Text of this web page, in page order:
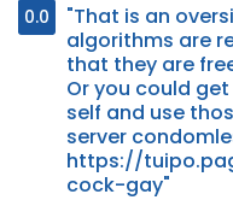
0.0
"That is an
algorithms are
that they are
Or you could
self and use
server
https://
cock-gay"